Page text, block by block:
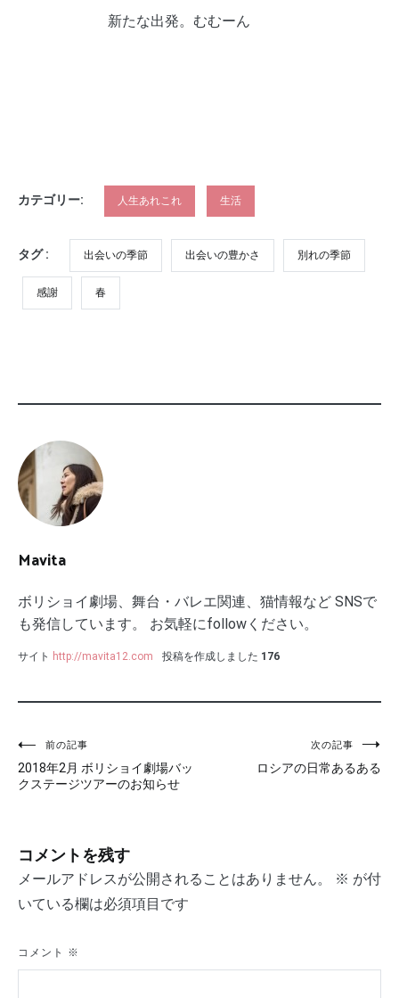
新たな出発。むむーん
カテゴリー: 人生あれこれ 生活
タグ : 出会いの季節 出会いの豊かさ 別れの季節
感謝 春
Mavita
ボリショイ劇場、舞台・バレエ関連、猫情報など SNSで
も発信しています。 お気軽にfollowください。
サイト http://mavita12.com 投稿を作成しました 176
投
稿
ビ
ゲ
ー
シ
ョ
前の記事
2018年2月 ボリショイ劇場バッ
クステージツアーのお知らせ
次の記事
ロシアの日常あるある
コメントを残す
メールアドレスが公開されることはありません。 ※ が付
いている欄は必須項目です
コメント ※